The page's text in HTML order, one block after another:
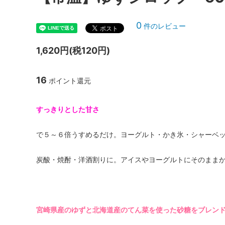
0 件のレビュー
1,620円(税120円)
16 ポイント還元
すっきりとした甘さ
で５～６倍うすめるだけ。ヨーグルト・かき氷・シャーベ
炭酸・焼酎・洋酒割りに。アイスやヨーグルトにそのままか
宮崎県産のゆずと北海道産のてん菜を使った砂糖をブレンド